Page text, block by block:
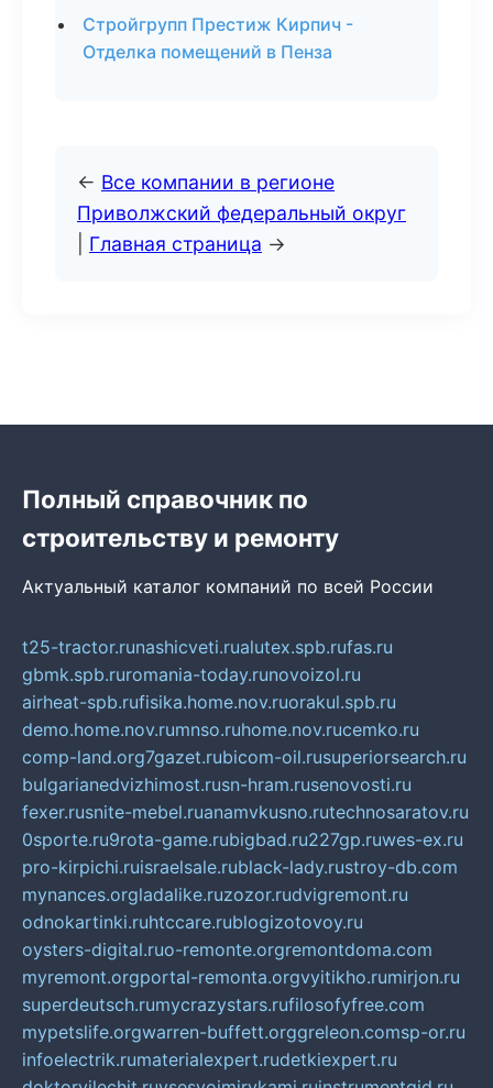
Стройгрупп Престиж Кирпич -
Отделка помещений в Пенза
← Все компании в регионе
Приволжский федеральный округ
Главная страница →
Полный справочник по
строительству и ремонту
Актуальный каталог компаний по всей России
t25-tractor.runashicveti.rualutex.spb.rufas.ru
gbmk.spb.ruromania-today.runovoizol.ru
airheat-spb.rufisika.home.nov.ruorakul.spb.ru
demo.home.nov.rumnso.ruhome.nov.rucemko.ru
comp-land.org7gazet.rubicom-oil.rusuperiorsearch.ru
bulgarianedvizhimost.rusn-hram.rusenovosti.ru
fexer.rusnite-mebel.ruanamvkusno.rutechnosaratov.ru
0sporte.ru9rota-game.rubigbad.ru227gp.ruwes-ex.ru
pro-kirpichi.ruisraelsale.rublack-lady.rustroy-db.com
mynances.orgladalike.ruzozor.rudvigremont.ru
odnokartinki.ruhtccare.rublogizotovoy.ru
oysters-digital.ruo-remonte.orgremontdoma.com
myremont.orgportal-remonta.orgvyitikho.rumirjon.ru
superdeutsch.rumycrazystars.rufilosofyfree.com
mypetslife.orgwarren-buffett.orggreleon.comsp-or.ru
infoelectrik.rumaterialexpert.rudetkiexpert.ru